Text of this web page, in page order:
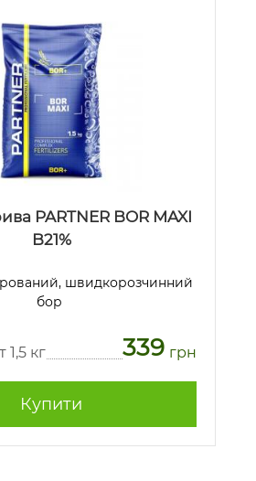
PARTNER BOR MAXI
B21%
швидкорозчинний
бор
1,5 кг 339 грн
Купити